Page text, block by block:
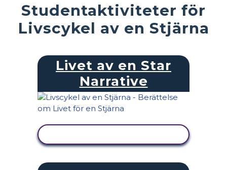
Studentaktiviteter för
Livscykel av en Stjärna
Livet av en Star
Narrative